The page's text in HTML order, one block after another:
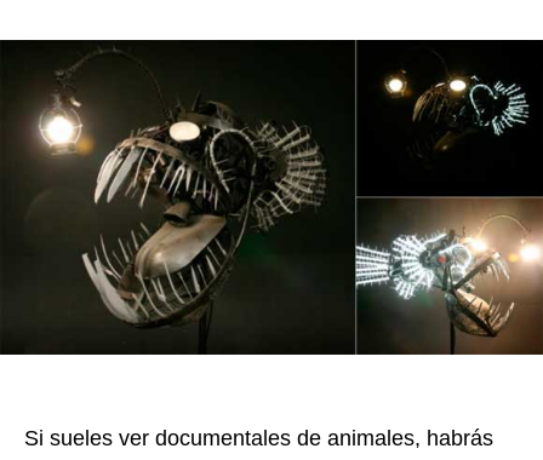
Si sueles ver documentales de animales, habrás